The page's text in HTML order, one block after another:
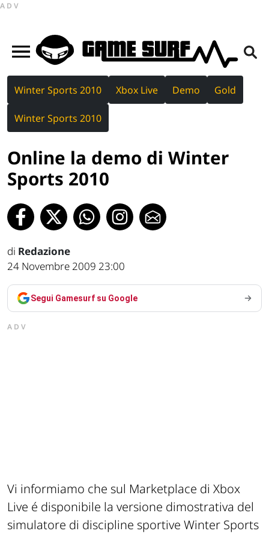
ADV
Winter Sports 2010 Xbox Live Demo Gold
Winter Sports 2010
Online la demo di Winter
Sports 2010
di Redazione
24 Novembre 2009 23:00
Segui Gamesurf su Google
ADV
Vi informiamo che sul Marketplace di Xbox
Live é disponibile la versione dimostrativa del
simulatore di discipline sportive Winter Sports